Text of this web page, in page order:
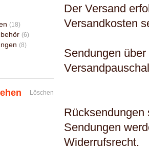
Der Versand
Versandkosten
Sendungen
Rücksendungen
Sendungen
Widerrufsrecht.
(18)
(6)
(8)
Löschen